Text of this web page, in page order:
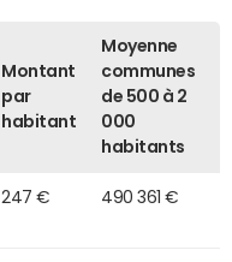
Montant
par
habitant
Moyenne
communes
de 500 à 2
000
habitants
247 € 490 361 €